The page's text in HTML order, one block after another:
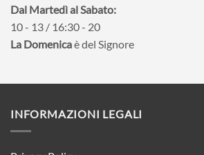
Dal Martedì al Sabato:
10 - 13 / 16:30 - 20
La Domenicaè del Signore
INFORMAZIONI LEGALI